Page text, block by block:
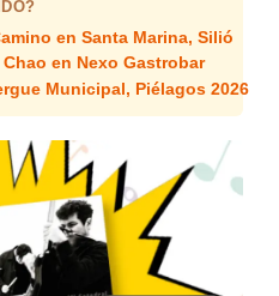
en Santa Marina, Silió
en Nexo Gastrobar
Municipal, Piélagos 2026